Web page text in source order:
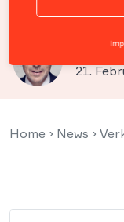
VW
Prof.
21.
Home › News ›